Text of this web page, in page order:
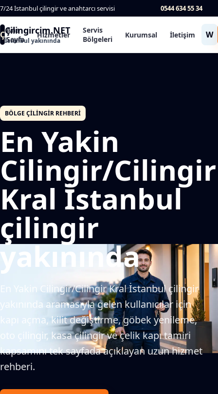
7/24 İstanbul çilingir ve anahtarcı servisi 0544 634 55 34
ÇÇilingircim.NET
İstanbul yakınında
Ana
Sayfa
Hizmetler
Servis
Bölgeleri
Kurumsal İletişim W
BÖLGE ÇILINGIR REHBERI
En Yakin
Cilingir/Cilingir
Kral İstanbul
çilingir
yakınında
En Yakin Cilingir/Cilingir Kral İstanbul çilingir
yakınında aramasıyla gelen kullanıcılar için
kapı açma, kilit değiştirme, göbek yenileme,
oto çilingir, kasa çilingir ve çelik kapı tamiri
kapsamını tek sayfada açıklayan uzun hizmet
rehberi.